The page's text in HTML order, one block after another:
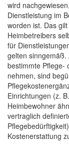
wird
Dienstleistung im
worden ist. Das
Heimbetreibers
für
gelten sinngemäß.
bestimmte Pflege-
nehmen, sind
Einrichtungen (z.
Heimbewohner
vertraglich
Kostenerstattung